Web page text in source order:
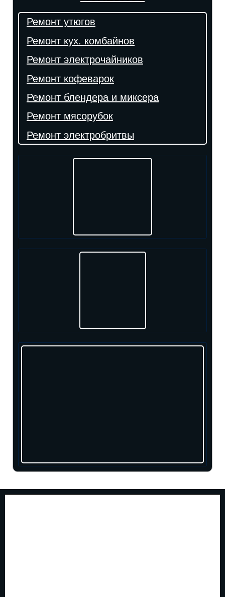
Ремонт утюгов
Ремонт кух. комбайнов
Ремонт электрочайников
Ремонт кофеварок
Ремонт блендера и миксера
Ремонт мясорубок
Ремонт электробритвы